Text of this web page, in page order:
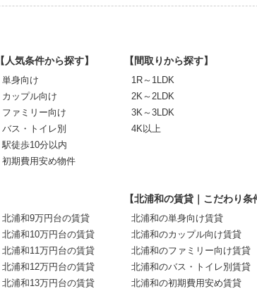
【人気条件から探す】
単身向け
カップル向け
ファミリー向け
バス・トイレ別
駅徒歩10分以内
初期費用安め物件
【間取りから探す】
1R～1LDK
2K～2LDK
3K～3LDK
4K以上
北浦和9万円台の賃貸
北浦和10万円台の賃貸
北浦和11万円台の賃貸
北浦和12万円台の賃貸
北浦和13万円台の賃貸
【北浦和の賃貸｜こだわり条
北浦和の単身向け賃貸
北浦和のカップル向け賃貸
北浦和のファミリー向け賃貸
北浦和のバス・トイレ別賃貸
北浦和の初期費用安め賃貸